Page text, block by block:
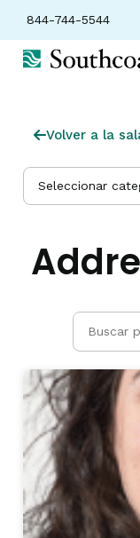
844-744-5544
Volver a la
Seleccionar